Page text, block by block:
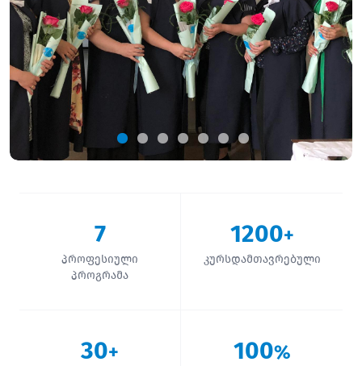
7
პროფესიული
პროგრამა
1200+
კურსდამთავრებული
30+ 100%